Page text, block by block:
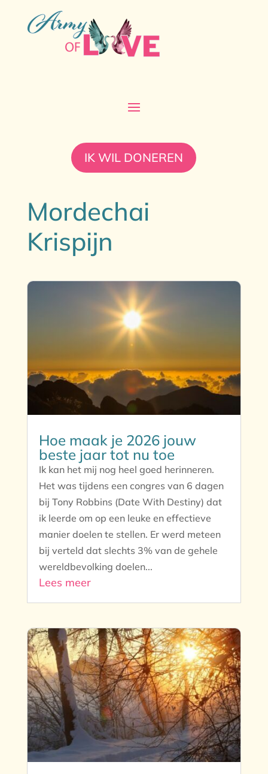
IK WIL DONEREN
Mordechai
Krispijn
Hoe maak je 2026 jouw
beste jaar tot nu toe
Ik kan het mij nog heel goed herinneren.
Het was tijdens een congres van 6 dagen
bij Tony Robbins (Date With Destiny) dat
ik leerde om op een leuke en effectieve
manier doelen te stellen. Er werd meteen
bij verteld dat slechts 3% van de gehele
wereldbevolking doelen...
Lees meer